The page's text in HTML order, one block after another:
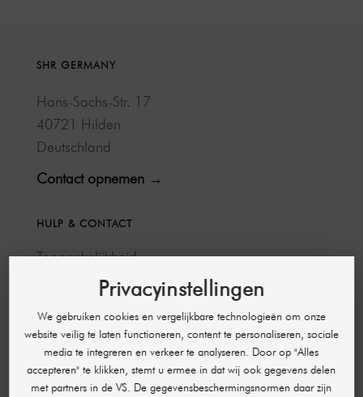
SHR GERMANY
Hans-Sachs-Str. 17
40721 Hilden
Deutschland
Contact opnemen →
HULP & CONTACT
Toegankelijkheid
Bestelling beheren
Annulering en retour
Betaalmethoden
Verzending en levertijd
Privacyinstellingen
We gebruiken cookies en vergelijkbare technologieën om onze
website veilig te laten functioneren, content te personaliseren, sociale
media te integreren en verkeer te analyseren. Door op "Alles
accepteren" te klikken, stemt u ermee in dat wij ook gegevens delen
met partners in de VS. De gegevensbeschermingsnormen daar zijn